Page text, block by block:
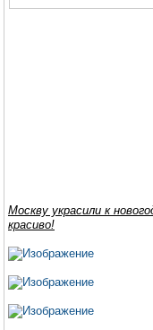
Москву украсили к
красиво!